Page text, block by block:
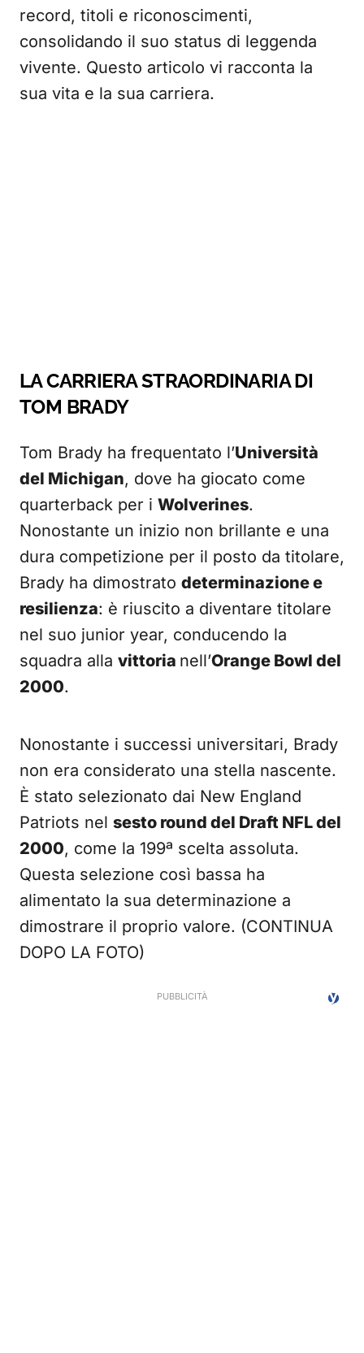
record, titoli e riconoscimenti,
consolidando il suo status di leggenda
vivente. Questo articolo vi racconta la
sua vita e la sua carriera.
LA CARRIERA STRAORDINARIA DI
TOM BRADY
Tom Brady ha frequentato l’Università
del Michigan, dove ha giocato come
quarterback per i Wolverines.
Nonostante un inizio non brillante e una
dura competizione per il posto da titolare,
Brady ha dimostrato determinazione e
resilienza: è riuscito a diventare titolare
nel suo junior year, conducendo la
squadra alla vittoria nell’Orange Bowl del
2000.
Nonostante i successi universitari, Brady
non era considerato una stella nascente.
È stato selezionato dai New England
Patriots nel sesto round del Draft NFL del
2000, come la 199ª scelta assoluta.
Questa selezione così bassa ha
alimentato la sua determinazione a
dimostrare il proprio valore. (CONTINUA
DOPO LA FOTO)